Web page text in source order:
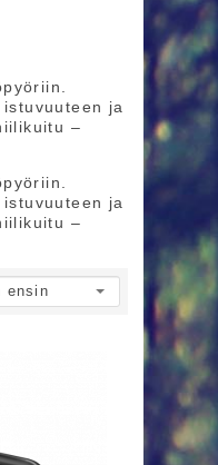
ja
–
ja
–